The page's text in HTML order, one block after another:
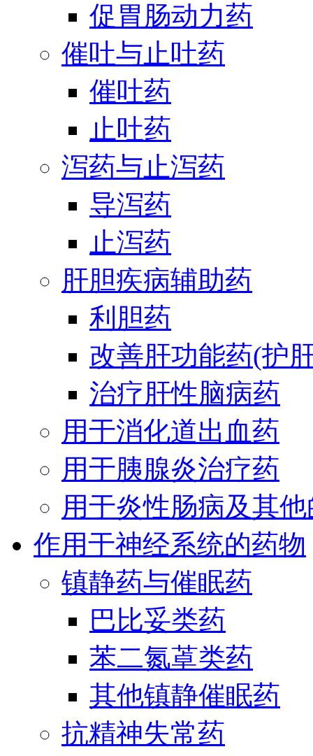
促胃肠动力药
催吐与止吐药
催吐药
止吐药
泻药与止泻药
导泻药
止泻药
肝胆疾病辅助药
利胆药
改善肝功能药(护
治疗肝性脑病药
用于消化道出血药
用于胰腺炎治疗药
用于炎性肠病及其
作用于神经系统的药物
镇静药与催眠药
巴比妥类药
苯二氮䓬类药
其他镇静催眠药
抗精神失常药